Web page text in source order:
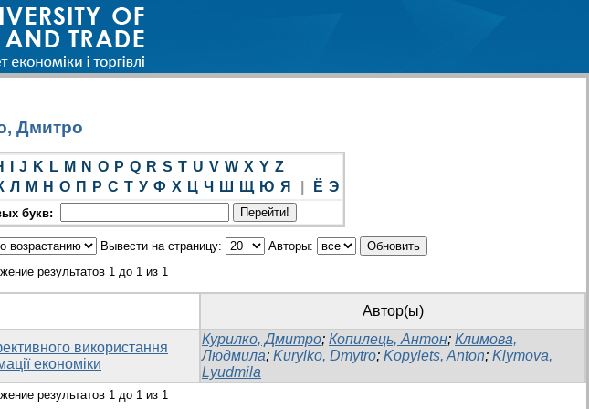
Дмитро
J K L M N O P Q R S T U V W X Y Z
Л М Н О П Р С Т У Ф Х Ц Ч Ш Щ Ю Я Ё Э
букв:
Вывести на страницу:
Авторы:
результатов 1 до 1 из 1
Автор(ы)
використання
економіки
Курилко, Дмитро; Копилець, Антон; Климова,
Людмила; Kurylko, Dmytro; Kopylets, Anton; Klymova,
Lyudmila
результатов 1 до 1 из 1